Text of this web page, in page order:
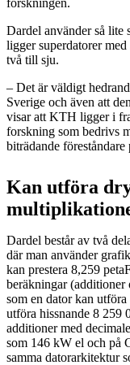
Dardel använder så lite
ligger superdatorer
två till sju.
– Det är väldigt
Sverige och även att
visar att KTH ligger i
forskning som bedrivs
biträdande
Kan utföra
Dardel består av två
där man använder
kan prestera 8,259
beräkningar
som en dator kan
utföra hissnande 8 259
additioner med
som 146 kW el och på
samma datorarkitektur